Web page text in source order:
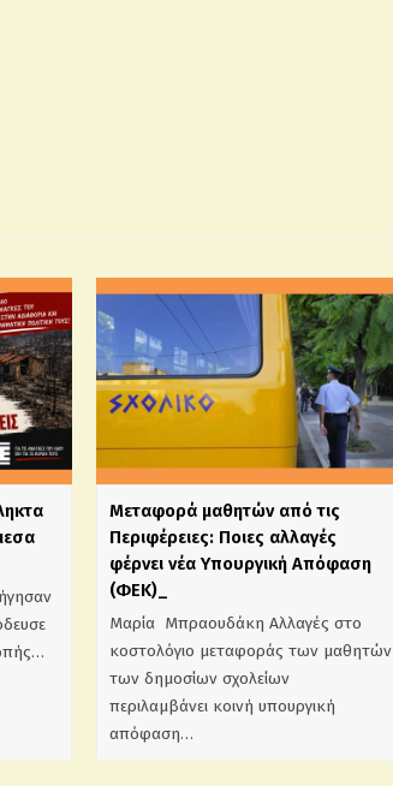
Mεταφορά μαθητών από τις
Περιφέρειες: Ποιες αλλαγές
φέρνει νέα Υπουργική Απόφαση
(ΦΕΚ)_
Μαρία Μπραουδάκη Αλλαγές στο
κοστολόγιο μεταφοράς των μαθητών
των δημοσίων σχολείων
περιλαμβάνει κοινή υπουργική
απόφαση…